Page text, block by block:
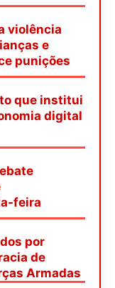
violência
e
punições
que institui
digital
feira
por
de
Armadas